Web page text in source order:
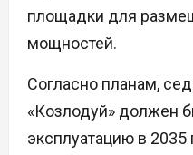
площадки для
мощностей.
Согласно планам,
«Козлодуй» должен
эксплуатацию в 2035